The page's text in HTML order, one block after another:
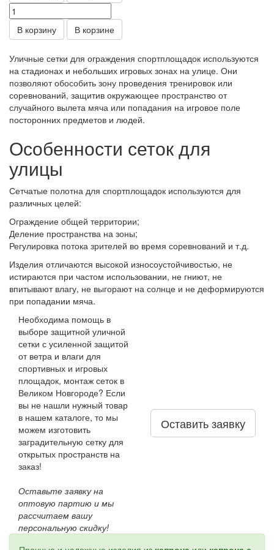
В корзину В корзине
Уличные сетки для ограждения спортплощадок используются
на стадионах и небольших игровых зонах на улице. Они
позволяют обособить зону проведения тренировок или
соревнований, защитив окружающее пространство от
случайного вылета мяча или попадания на игровое поле
посторонних предметов и людей.
Особенности сеток для
улицы
Сетчатые полотна для спортплощадок используются для
различных целей:
Ограждение общей территории;
Деление пространства на зоны;
Регулировка потока зрителей во время соревнований и т.д.
Изделия отличаются высокой износоустойчивостью, не
истираются при частом использовании, не гниют, не
впитывают влагу, не выгорают на солнце и не деформируются
при попадании мяча.
Необходима помощь в
выборе защитной уличной
сетки с усиленной защитой
от ветра и влаги для
спортивных и игровых
площадок, монтаж сеток в
Великом Новгороде? Если
вы не нашли нужный товар
в нашем каталоге, то мы
можем изготовить
заградительную сетку для
открытых пространств на
заказ!
Оставьте заявку на
оптовую партию и мы
рассчитаем вашу
персональную скидку!
Оставить заявку